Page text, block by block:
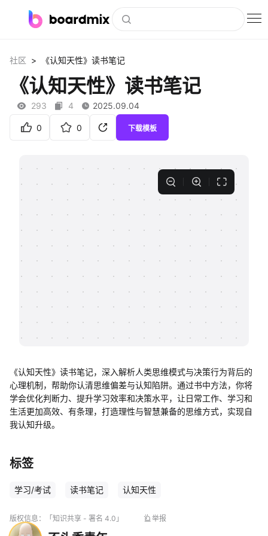
社区资源
下载
知识分享社区
社区 > 《认知天性》读书笔记
《认知天性》读书笔记
293 4 2025.09.04
0 0 下载模板
《认知天性》读书笔记，深入解析人类思维模式与决策行为背后的
心理机制，帮助你认清思维偏差与认知陷阱。通过书中方法，你将
学会优化判断力、提升学习效率和决策水平，让日常工作、学习和
生活更加高效、有条理，打造理性与智慧兼备的思维方式，实现自
我认知升级。
标签
学习/考试 读书笔记 认知天性
版权信息： 「知识共享 - 署名 4.0」 举报